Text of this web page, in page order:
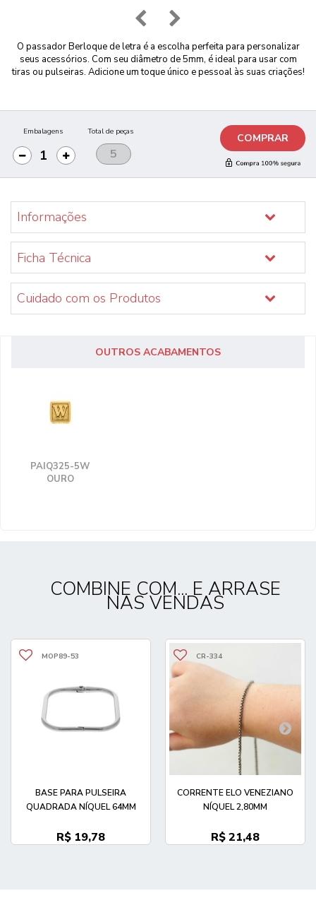
O passador Berloque de letra é a escolha perfeita para personalizar
seus acessórios. Com seu diâmetro de 5mm, é ideal para usar com
tiras ou pulseiras. Adicione um toque único e pessoal às suas criações!
Embalagens Total de peças COMPRAR
Informações
Ficha Técnica
Cuidado com os Produtos
OUTROS ACABAMENTOS
PAIQ325-5W
OURO
COMBINE COM... E ARRASE
NAS VENDAS
MOP89-53
BASE PARA PULSEIRA
QUADRADA NÍQUEL 64MM
R$ 19,78
CR-334
CORRENTE ELO VENEZIANO
NÍQUEL 2,80MM
R$ 21,48